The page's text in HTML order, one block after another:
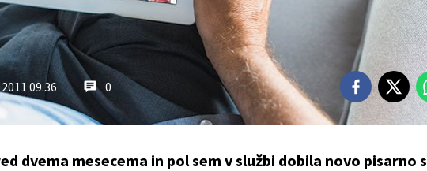
09.36 0
dvema mesecema in pol sem v službi dobila novo pisarno s